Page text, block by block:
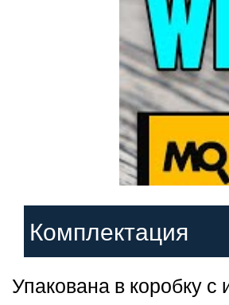
Комплектация
Упакована в коробку